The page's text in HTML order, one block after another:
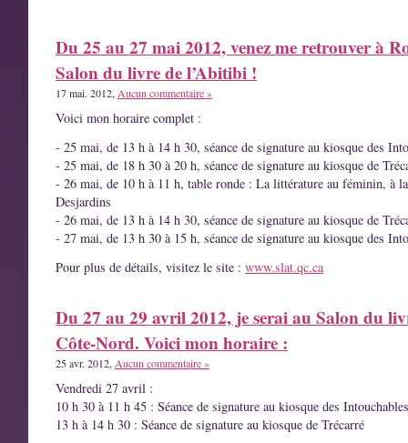
Du 25 au 27 mai 2012, venez me retrouver à
Salon du livre de l’Abitibi !
17 mai. 2012, Aucun commentaire »
Voici mon horaire complet :
- 25 mai, de 13 h à 14 h 30, séance de signature au kiosque des
- 25 mai, de 18 h 30 à 20 h, séance de signature au kiosque de
- 26 mai, de 10 h à 11 h, table ronde : La littérature au féminin, à
Desjardins
- 26 mai, de 13 h à 14 h 30, séance de signature au kiosque de
- 27 mai, de 13 h 30 à 15 h, séance de signature au kiosque des
Pour plus de détails, visitez le site : www.slat.qc.ca
Du 27 au 29 avril 2012, je serai au Salon du
Côte-Nord. Voici mon horaire :
25 avr. 2012, Aucun commentaire »
Vendredi 27 avril :
10 h 30 à 11 h 45 : Séance de signature au kiosque des Intouchables
13 h à 14 h 30 : Séance de signature au kiosque de Trécarré